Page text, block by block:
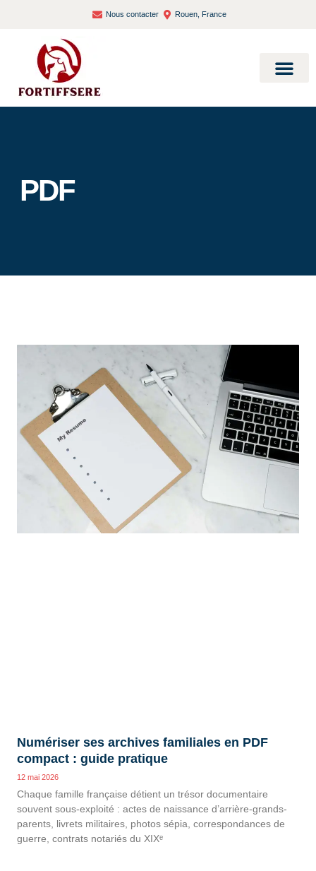
Nous contacter Rouen, France
PDF
Numériser ses archives familiales en PDF
compact : guide pratique
12 mai 2026
Chaque famille française détient un trésor documentaire
souvent sous-exploité : actes de naissance d’arrière-grands-
parents, livrets militaires, photos sépia, correspondances de
guerre, contrats notariés du XIXᵉ